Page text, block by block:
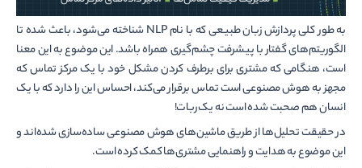
به طور کلی پردازش زبان طبیعی که با نام NLP شناخته می‌شود، باعث شده تا
الگوریتم‌های گفتار با پیشرفت چشم‌گیری همراه باشد. این موضوع به این معنا
است، هنگامی ‌که مشتری برای برطرف کردن مشکل خود با یک مرکز تماس که
مجهز به هوش مصنوعی است تماس برقرار می‌کند، احساس این را دارد که با یک
انسان هم صحبت شده است نه یک ربات!
در حقیقت تحلیل‌ها از طریق ماشین‌های هوش مصنوعی ساده‌سازی شده‌اند و
این موضوع به هدایت و راهنمایی مشتری‌ها کمک کرده است.